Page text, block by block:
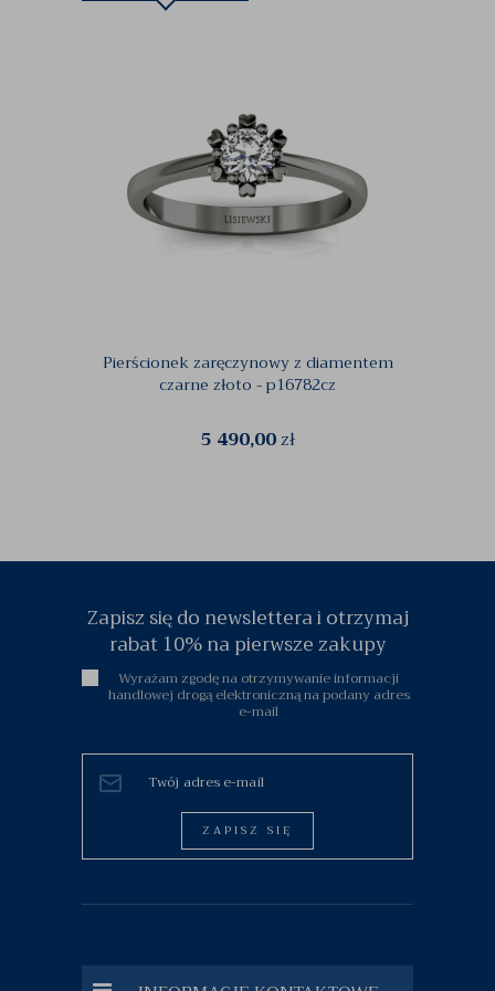
Pierścionek zaręczynowy z diamentem
czarne złoto - p16782cz
5 490,00zł
Zapisz się do newslettera i otrzymaj
rabat 10% na pierwsze zakupy
Wyrażam zgodę na otrzymywanie informacji
handlowej drogą elektroniczną na podany adres
e-mail
ZAPISZ SIĘ